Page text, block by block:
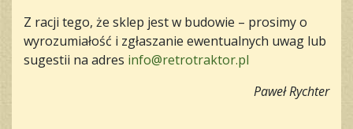
Z racji tego, że sklep jest w budowie – prosimy o
wyrozumiałość i zgłaszanie ewentualnych uwag lub
sugestii na adres info@retrotraktor.pl
Paweł Rychter